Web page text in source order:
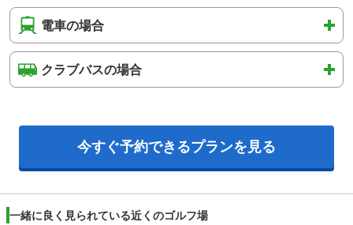
電車の場合
クラブバスの場合
今すぐ予約できるプランを見る
一緒に良く見られている近くのゴルフ場